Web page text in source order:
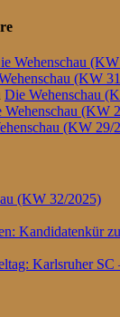
Wehenschau
(KW
Die Wehenschau
Wehenschau (KW
(KW 29/
(KW 32/2025)
Kandidatenkür
Karlsruher SC